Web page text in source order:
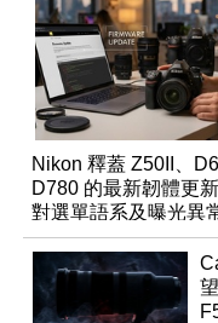
Nikon 釋蓋 Z50II、
D780 的最新韌體更
對選單語系及曝光異
行修復